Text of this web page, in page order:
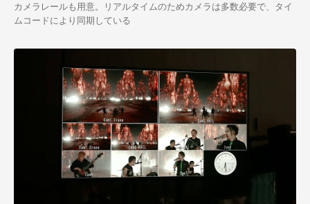
カメラレールも用意。リアルタイムのためカメラは多数必要で、タイ
ムコードにより同期している